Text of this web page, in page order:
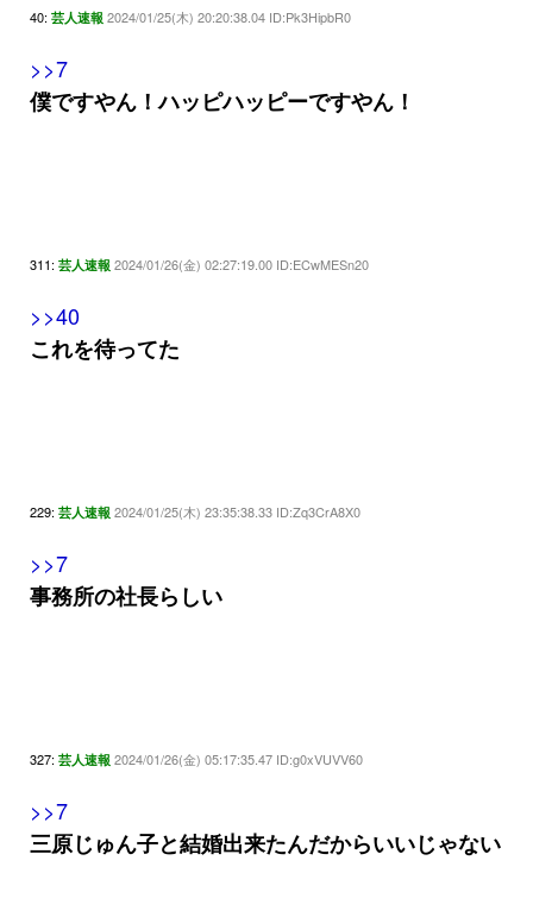
40: 芸人速報 2024/01/25(木) 20:20:38.04 ID:Pk3HipbR0
>>7
僕ですやん！ハッピハッピーですやん！
311: 芸人速報 2024/01/26(金) 02:27:19.00 ID:ECwMESn20
>>40
これを待ってた
229: 芸人速報 2024/01/25(木) 23:35:38.33 ID:Zq3CrA8X0
>>7
事務所の社長らしい
327: 芸人速報 2024/01/26(金) 05:17:35.47 ID:g0xVUVV60
>>7
三原じゅん子と結婚出来たんだからいいじゃない